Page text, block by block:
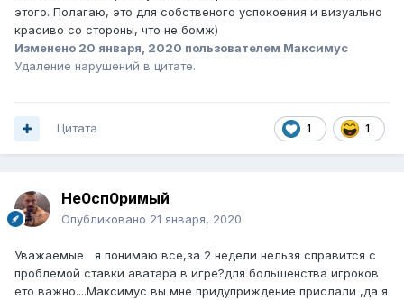
лес....
этого. Полагаю, это для собственого успокоения и визуально
красиво со стороны, что не бомж)
Изменено 20 января, 2020 пользователем Максимус
Удаление нарушений в цитате.
1 1
Цитата
Не0сп0римый
Опубликовано 21 января, 2020
Уважаемые я понимаю все,за 2 недели нельзя справится с
проблемой ставки аватара в игре?для большенства игроков
ето важно....Максимус вы мне придуприждение прислали ,да я